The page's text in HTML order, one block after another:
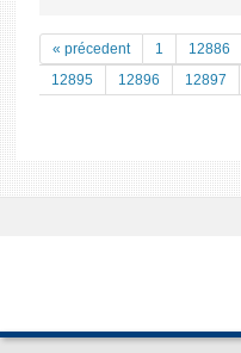
« précedent 1 12886
12895
12896 12897